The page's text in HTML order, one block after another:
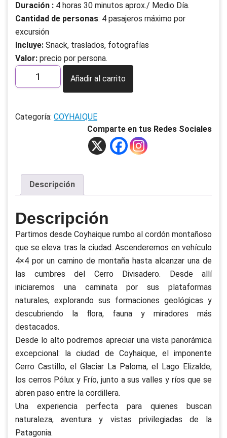
Duración : 4 horas 30 minutos aprox./ Medio Día.
Cantidad de personas: 4 pasajeros máximo por
excursión
Incluye: Snack, traslados, fotografías
Valor: precio por persona.
Caminata
y
Cerro
Añadir al carrito
Categoría: COYHAIQUE
Comparte en tus Redes Sociales
Descripción
Descripción
Partimos desde Coyhaique rumbo al cordón montañoso
que se eleva tras la ciudad. Ascenderemos en vehículo
4×4 por un camino de montaña hasta alcanzar una de
las cumbres del Cerro Divisadero. Desde allí
iniciaremos una caminata por sus plataformas
naturales, explorando sus formaciones geológicas y
descubriendo la flora, fauna y miradores más
destacados.
Desde lo alto podremos apreciar una vista panorámica
excepcional: la ciudad de Coyhaique, el imponente
Cerro Castillo, el Glaciar La Paloma, el Lago Elizalde,
los cerros Pólux y Frío, junto a sus valles y ríos que se
abren paso entre la cordillera.
Una experiencia perfecta para quienes buscan
naturaleza, aventura y vistas privilegiadas de la
Patagonia.